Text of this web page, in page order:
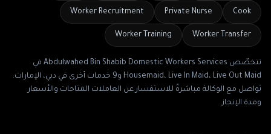
Cook
Private Nurse
Worker Recruitment
Worker Transfer
Worker Training
تتخصّص Abdulwahed Bin Shabib Domestic Workers Services في
Housemaid، Live In Maid، Live Out Maid و9 خدمات أخرى في دبي، الإمارات.
تواصل مع الوكالة مباشرةً للاستفسار عن العاملات المتاحات والأسعار
ومدة الإنجاز.